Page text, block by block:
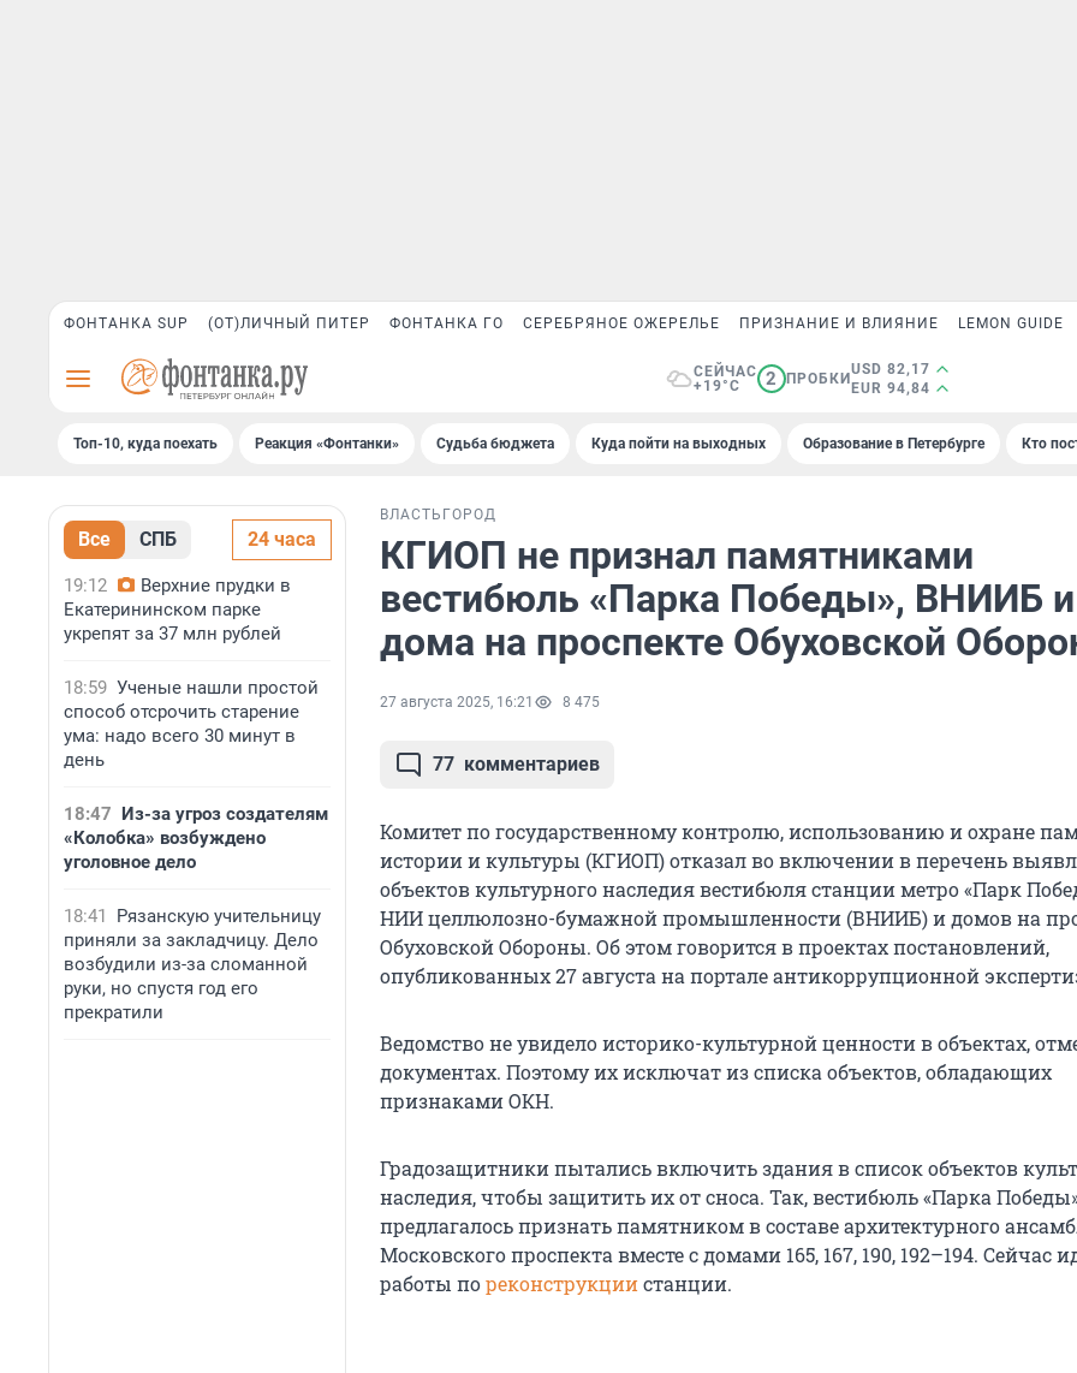
ФОНТАНКА SUP (ОТ)ЛИЧНЫЙ ПИТЕР ФОНТАНКА ГО СЕРЕБРЯНОЕ ОЖЕРЕЛЬЕ ПРИЗНАНИЕ И ВЛИЯНИЕ LEMON GUIDE
СЕЙЧАС
+19°C
2 ПРОБКИ
USD 82,17
EUR 94,84
Топ-10, куда поехать Реакция «Фонтанки» Судьба бюджета Куда пойти на выходных Образование в Петербурге Кто
Все СПБ 24 часа
19:12
Верхние прудки в
Екатерининском парке
укрепят за 37 млн рублей
18:59 Ученые нашли простой
способ отсрочить старение
ума: надо всего 30 минут в
день
18:47 Из-за угроз создателям
«Колобка» возбуждено
уголовное дело
18:41
Рязанскую учительницу
приняли за закладчицу. Дело
возбудили из-за сломанной
руки, но спустя год его
прекратили
ВЛАСТЬ ГОРОД
КГИОП не признал памятниками
вестибюль «Парка Победы», ВНИИБ и
дома на проспекте Обуховской
27 августа 2025, 16:21 8 475
77 комментариев
Комитет по государственному контролю, использованию и охране
истории и культуры (КГИОП) отказал во включении в перечень
объектов культурного наследия вестибюля станции метро «Парк
НИИ целлюлозно-бумажной промышленности (ВНИИБ) и домов на
Обуховской Обороны. Об этом говорится в проектах постановлений,
опубликованных 27 августа на портале антикоррупционной
Ведомство не увидело историко-культурной ценности в объектах,
документах. Поэтому их исключат из списка объектов, обладающих
признаками ОКН.
Градозащитники пытались включить здания в список объектов
наследия, чтобы защитить их от сноса. Так, вестибюль «Парка
предлагалось признать памятником в составе архитектурного
Московского проспекта вместе с домами 165, 167, 190, 192–194. Сейчас
работы пореконструкциистанции.